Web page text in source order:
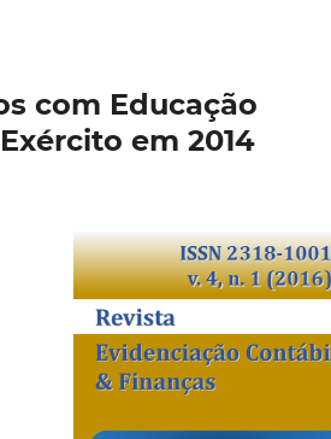
com Educação
em 2014